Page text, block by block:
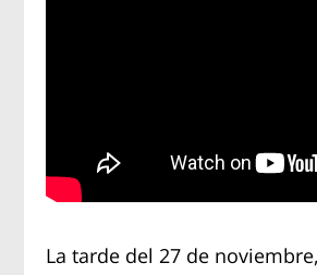
La tarde del 27 de noviembre,